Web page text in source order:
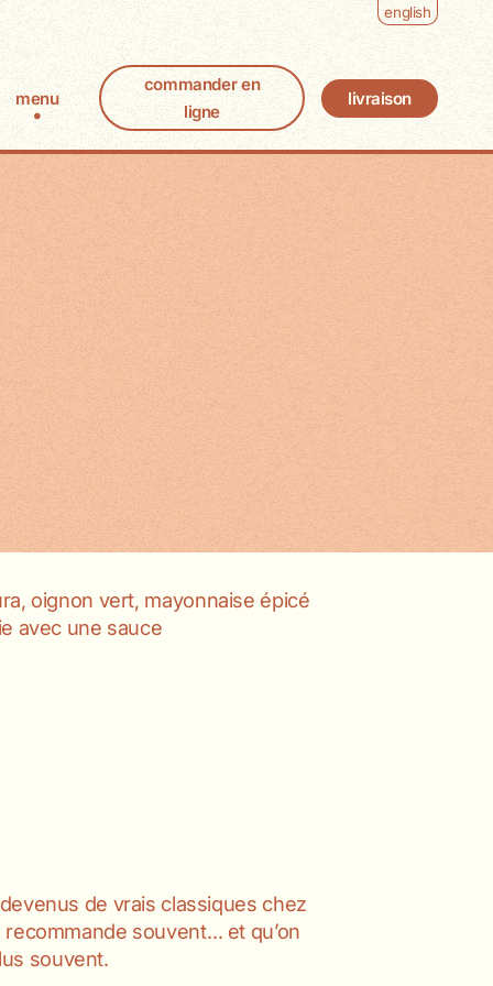
english
menu
commander en
ligne
livraison
oignon vert, mayonnaise épicé
avec une sauce
de vrais classiques chez
recommande souvent… et qu’on
souvent.